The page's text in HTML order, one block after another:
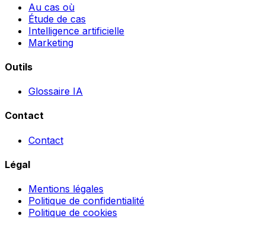
Au cas où
Étude de cas
Intelligence artificielle
Marketing
Outils
Glossaire IA
Contact
Contact
Légal
Mentions légales
Politique de confidentialité
Politique de cookies